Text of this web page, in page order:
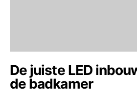
De juiste LED
de badkamer